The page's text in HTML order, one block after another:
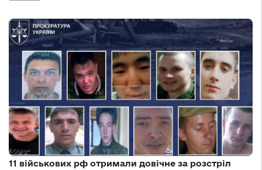
11 військових рф отримали довічне за розстріл